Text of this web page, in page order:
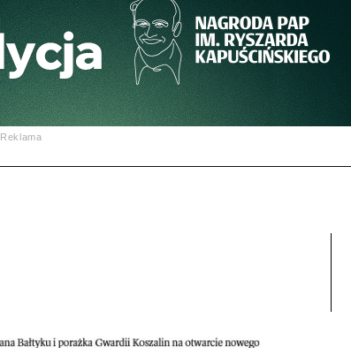
Reklama